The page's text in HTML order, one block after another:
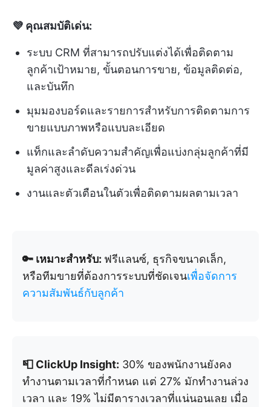
💜 คุณสมบัติเด่น:
ระบบ CRM ที่สามารถปรับแต่งได้เพื่อติดตาม
ลูกค้าเป้าหมาย, ขั้นตอนการขาย, ข้อมูลติดต่อ,
และบันทึก
มุมมองบอร์ดและรายการสำหรับการติดตามการ
ขายแบบภาพหรือแบบละเอียด
แท็กและลำดับความสำคัญเพื่อแบ่งกลุ่มลูกค้าที่มี
มูลค่าสูงและดีลเร่งด่วน
งานและตัวเตือนในตัวเพื่อติดตามผลตามเวลา
🔑 เหมาะสำหรับ: ฟรีแลนซ์, ธุรกิจขนาดเล็ก,
หรือทีมขายที่ต้องการระบบที่ชัดเจนเพื่อจัดการ
ความสัมพันธ์กับลูกค้า
📮 ClickUp Insight: 30% ของพนักงานยังคง
ทำงานตามเวลาที่กำหนด แต่ 27% มักทำงานล่วง
เวลา และ 19% ไม่มีตารางเวลาที่แน่นอนเลย เมื่อ